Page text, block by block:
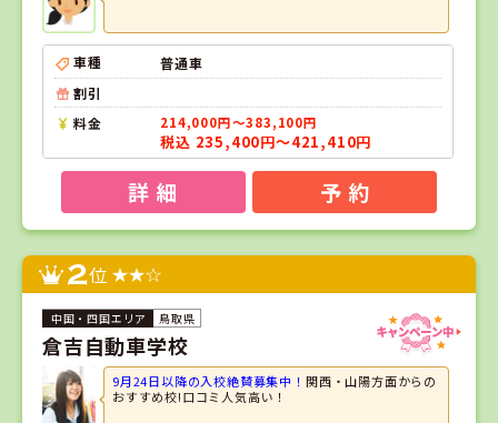
車種
普通車
割引
料金
214,000円～383,100円
税込 235,400円～421,410円
詳 細 予 約
2位
鳥取県
倉吉自動車学校
9月24日以降の入校絶賛募集中！ 関西・山陽方面からの
おすすめ校!口コミ人気高い！